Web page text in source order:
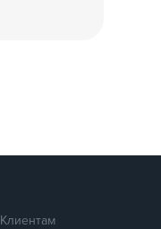
Клиентам